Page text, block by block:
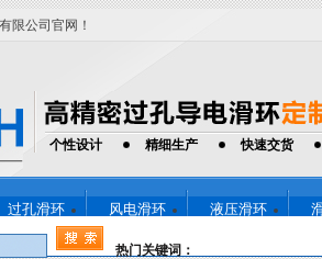
限公司官网！
个性设计 精细生产 快速交货
过孔滑环 风电滑环 液压滑环
热门关键词：